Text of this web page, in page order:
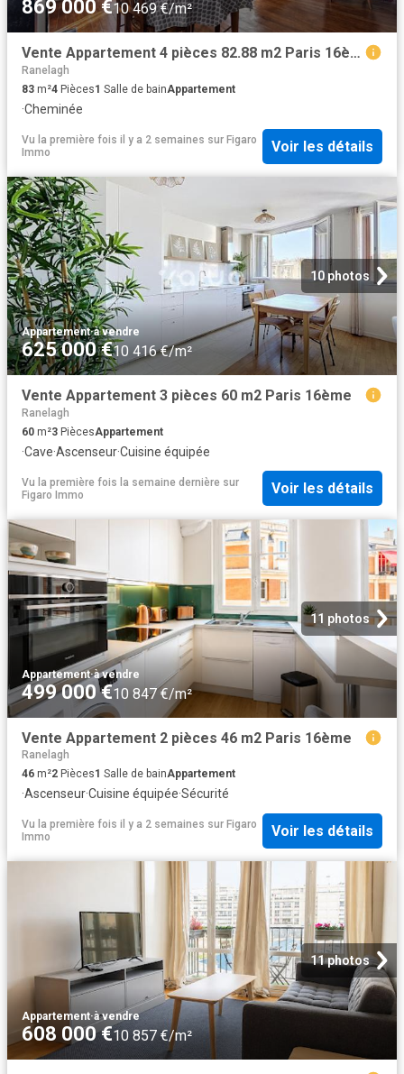
869 000 €10 469 €/m²
Vente Appartement 4 pièces 82.88 m2 Paris 16ème
Ranelagh
83 m²4 Pièces1 Salle de bainAppartement
·Cheminée
Vu la première fois il y a 2 semaines sur Figaro
Immo
Voir les détails
10 photos
Appartement·à vendre
625 000 €10 416 €/m²
Vente Appartement 3 pièces 60 m2 Paris 16ème
Ranelagh
60 m²3 PiècesAppartement
·Cave·Ascenseur·Cuisine équipée
Vu la première fois la semaine dernière sur
Figaro Immo
Voir les détails
11 photos
Appartement·à vendre
499 000 €10 847 €/m²
Vente Appartement 2 pièces 46 m2 Paris 16ème
Ranelagh
46 m²2 Pièces1 Salle de bainAppartement
·Ascenseur·Cuisine équipée·Sécurité
Vu la première fois il y a 2 semaines sur Figaro
Immo
Voir les détails
11 photos
Appartement·à vendre
608 000 €10 857 €/m²